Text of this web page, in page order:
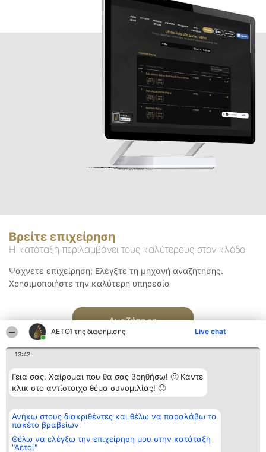
ΑΕΤΟΊ της διαφήμισης Live chat
13:42
Γεια σας. Χαίρομαι που θα σας βοηθήσω! 🙂 Κάντε
κλικ στο αντίστοιχο θέμα συνομιλίας! 🙂
Ανήκω στους διακριθέντες και θέλω να παραλάβω το
πακέτο βραβείων
Θέλω να ελέγξω την επιχείρηση μου στην κατάταξη
"Αετοί"
Βρείτε επιχείρηση
Η κατάταξη περιλαμβάνει τους καλύτερους στον κλάδο
Ψάχνετε επιχείρηση; Ελέγξτε τη μηχανή αναζήτησης.
Χρησιμοποιήστε την καλύτερη υπηρεσία
Αναζήτηση
Διοργανωτής της
κατάταξης
BEAUTIFUL COMPANY
ΤΗΛ. ΕΠΙΚΟΙΝΩΝΙΑΣ:
Κατάταξη
Διακριθέντες
των
διακριθέντων
Επικοινωνία
Επικοινωνία